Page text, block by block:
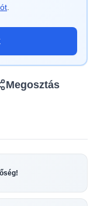
Megosztás